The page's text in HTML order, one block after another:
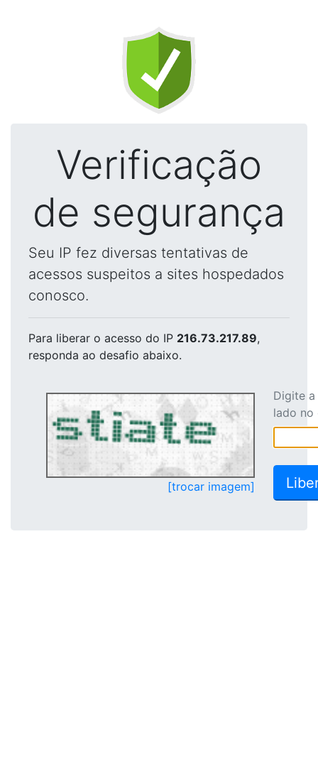
Verificação
de segurança
Seu IP fez diversas tentativas de
acessos suspeitos a sites hospedados
conosco.
Para liberar o acesso do IP 216.73.217.89,
responda ao desafio abaixo.
[trocar imagem]
Digite
lado no